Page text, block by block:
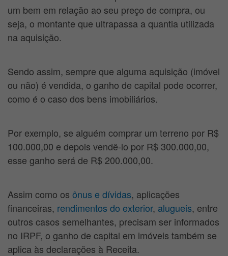
um bem em relação ao seu preço de compra, ou
seja, o montante que ultrapassa a quantia utilizada
na aquisição.
Sendo assim, sempre que alguma aquisição (imóvel
ou não) é vendida, o ganho de capital pode ocorrer,
como é o caso dos bens imobiliários.
Por exemplo, se alguém comprar um terreno por R$
100.000,00 e depois vendê-lo por R$ 300.000,00,
esse ganho será de R$ 200.000,00.
Assim como os ônus e dívidas, aplicações
financeiras, rendimentos do exterior, alugueis, entre
outros casos semelhantes, precisam ser informados
no IRPF, o ganho de capital em imóveis também se
aplica às declarações à Receita.